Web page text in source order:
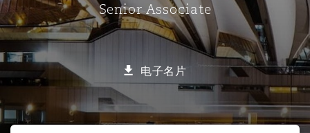
Emergency Response & Crisis
Management
Finance & Leasing
劳动、养老金和移民n
金融
险和再保险
Employers' & Public Liability
Employment Practices
目和建筑工程
Public Procurement
房地产
Fraud & White-Collar Crime
Internal Investigations
Eco Audit
罗比 – 联营办公室
港
隆坡 – 联营办公室
保罗
达
雅得
拉斯
佛
里
柏林（圣史蒂芬绿地大厦）
Senior Associate
电子名片
选择所需部分